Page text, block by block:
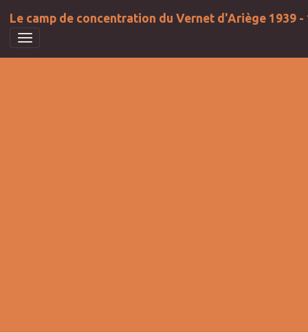
Le camp de concentration du Vernet d'Ariège 1939 -